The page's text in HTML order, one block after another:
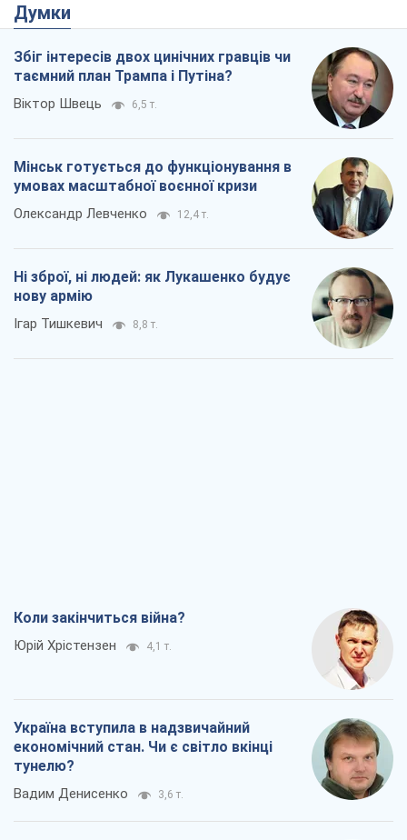
Думки
Збіг інтересів двох цинічних гравців чи
таємний план Трампа і Путіна?
Віктор Швець 6,5 т.
Мінськ готується до функціонування в
умовах масштабної воєнної кризи
Олександр Левченко 12,4 т.
Ні зброї, ні людей: як Лукашенко будує
нову армію
Ігар Тишкевич 8,8 т.
Коли закінчиться війна?
Юрій Хрістензен 4,1 т.
Україна вступила в надзвичайний
економічний стан. Чи є світло вкінці
тунелю?
Вадим Денисенко 3,6 т.